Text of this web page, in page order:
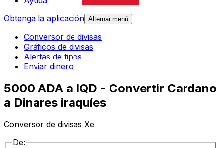
Obtenga la aplicación Alternar menú
Conversor de divisas
Gráficos de divisas
Alertas de tipos
Enviar dinero
5000 ADA a IQD - Convertir Cardano
a Dinares iraquíes
Conversor de divisas Xe
De: